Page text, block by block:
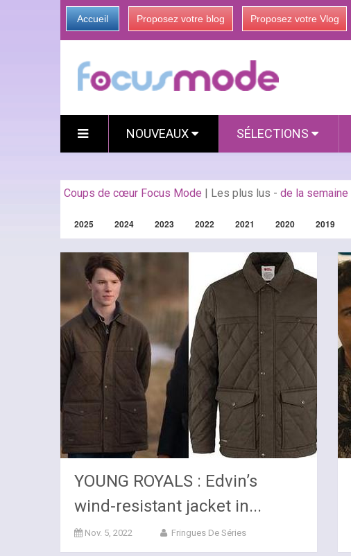
Accueil Proposez votre blog Proposez votre Vlog
NOUVEAUX SÉLECTIONS
Coups de cœur Focus Mode | Les plus lus - de la semaine
2025 2024 2023 2022 2021 2020 2019
YOUNG ROYALS : Edvin’s
wind-resistant jacket in...
Nov. 5, 2022 Fringues De Séries